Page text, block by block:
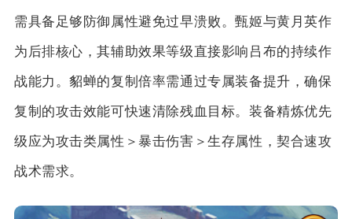
需具备足够防御属性避免过早溃败。甄姬与黄月英作
为后排核心，其辅助效果等级直接影响吕布的持续作
战能力。貂蝉的复制倍率需通过专属装备提升，确保
复制的攻击效能可快速清除残血目标。装备精炼优先
级应为攻击类属性＞暴击伤害＞生存属性，契合速攻
战术需求。